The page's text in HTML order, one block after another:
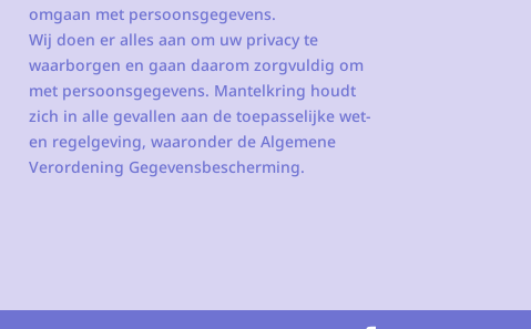
omgaan met persoonsgegevens.
Wij doen er alles aan om uw privacy te
waarborgen en gaan daarom zorgvuldig om
met persoonsgegevens. Mantelkring houdt
zich in alle gevallen aan de toepasselijke wet-
en regelgeving, waaronder de Algemene
Verordening Gegevensbescherming.